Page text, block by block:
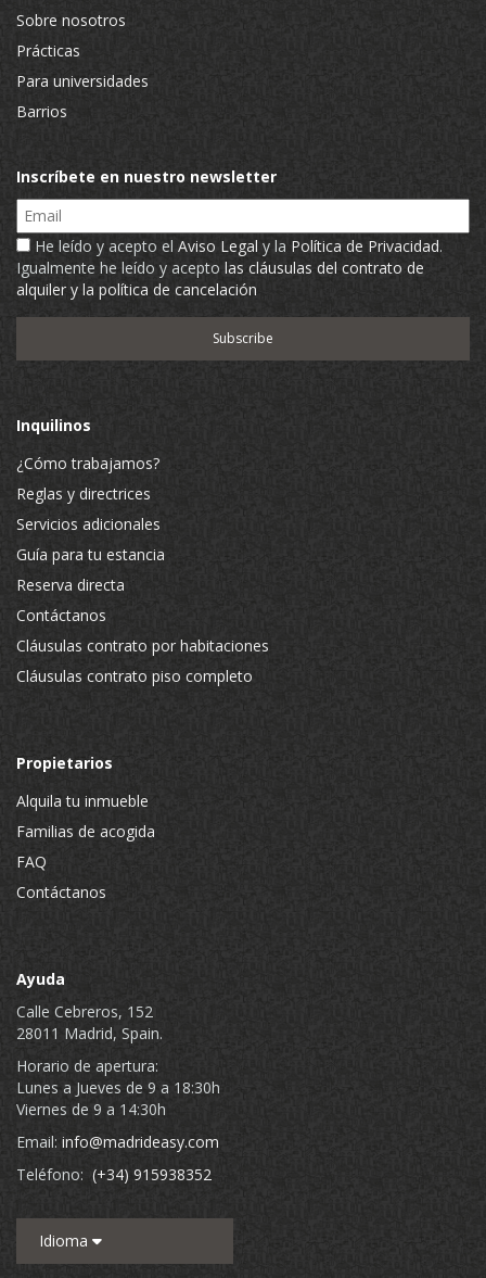
Sobre nosotros
Prácticas
Para universidades
Barrios
Inscríbete en nuestro newsletter
Email
He leído y acepto el Aviso Legal y la Política de Privacidad.
Igualmente he leído y acepto las cláusulas del contrato de
alquiler y la política de cancelación
Inquilinos
¿Cómo trabajamos?
Reglas y directrices
Servicios adicionales
Guía para tu estancia
Reserva directa
Contáctanos
Cláusulas contrato por habitaciones
Cláusulas contrato piso completo
Propietarios
Alquila tu inmueble
Familias de acogida
FAQ
Contáctanos
Ayuda
Calle Cebreros, 152
28011 Madrid, Spain.
Horario de apertura:
Lunes a Jueves de 9 a 18:30h
Viernes de 9 a 14:30h
Email: info@madrideasy.com
Teléfono: (+34) 915938352
Idioma